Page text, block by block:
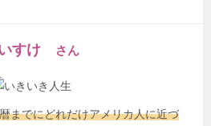
すけ さん
までにどれだけアメリカ人に近づ